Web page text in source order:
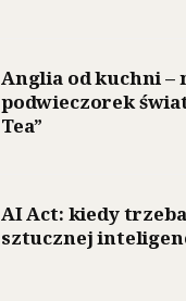
Anglia od kuchni
podwieczorek
Tea”
AI Act: kiedy
sztucznej